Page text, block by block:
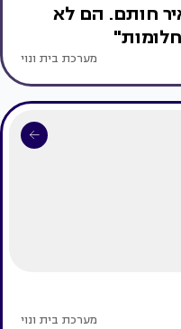
חותם. הם לא
מערכת בית ונוי
מערכת בית ונוי